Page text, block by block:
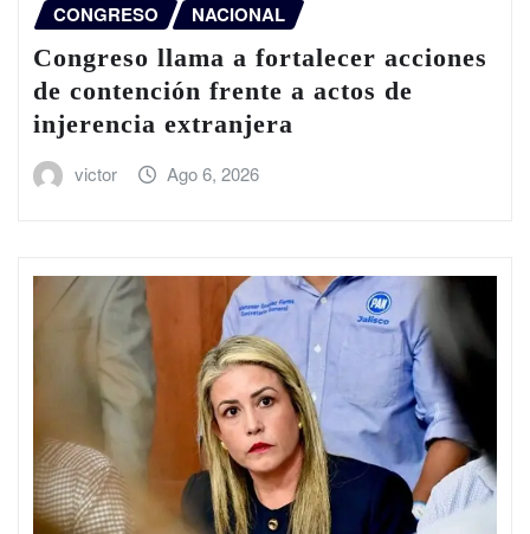
CONGRESO NACIONAL
Congreso llama a fortalecer acciones
de contención frente a actos de
injerencia extranjera
victor Ago 6, 2026